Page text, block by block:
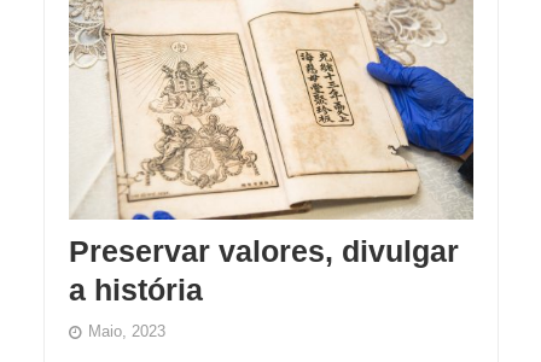
Preservar valores, divulgar
a história
Maio, 2023